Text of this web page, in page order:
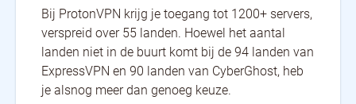
Bij ProtonVPN krijg je toegang tot 1200+ servers,
verspreid over 55 landen. Hoewel het aantal
landen niet in de buurt komt bij de 94 landen van
ExpressVPN en 90 landen van CyberGhost, heb
je alsnog meer dan genoeg keuze.